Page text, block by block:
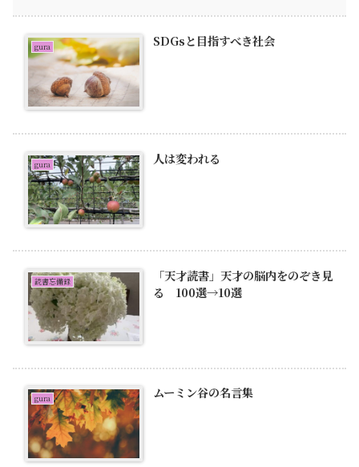
gura SDGsと目指すべき社会
gura 人は変われる
読書忘備録
「天才読書」天才の脳内をのぞき見
る 100選→10選
gura ムーミン谷の名言集